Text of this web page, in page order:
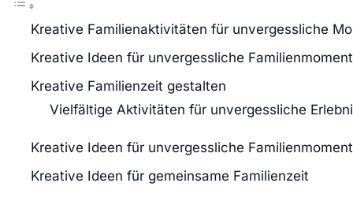
Kreative Familienaktivitäten für unvergessliche
Kreative Ideen für unvergessliche
Kreative Familienzeit gestalten
Vielfältige Aktivitäten für unvergessliche
Kreative Ideen für unvergessliche
Kreative Ideen für gemeinsame Familienzeit